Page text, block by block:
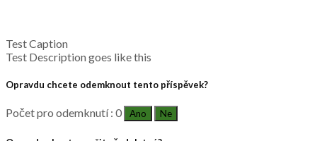
Test Caption
Test Description goes like this
Opravdu chcete odemknout tento příspěvek?
Počet pro odemknutí : 0 Ano Ne